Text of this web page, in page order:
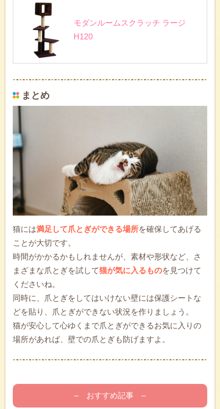
モダンルームスクラッチ ラージ
H120
まとめ
猫には満足して爪とぎができる場所を確保してあげる
ことが大切です。
時間がかかるかもしれませんが、素材や形状など、さ
まざまな爪とぎを試して猫が気に入るものを見つけて
くださいね。
同時に、爪とぎをしてはいけない壁には保護シートな
どを貼り、爪とぎができない状況を作りましょう。
猫が安心して心ゆくまで爪とぎができるお気に入りの
場所があれば、壁での爪とぎも防げますよ。
– おすすめ記事 –